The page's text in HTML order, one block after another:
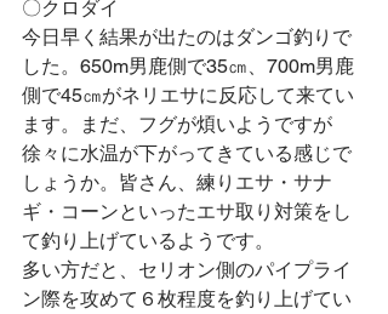
〇クロダイ
今日早く結果が出たのはダンゴ釣りで
した。650m男鹿側で35㎝、700m男鹿
側で45㎝がネリエサに反応して来てい
ます。まだ、フグが煩いようですが
徐々に水温が下がってきている感じで
しょうか。皆さん、練りエサ・サナ
ギ・コーンといったエサ取り対策をし
て釣り上げているようです。
多い方だと、セリオン側のパイプライ
ン際を攻めて６枚程度を釣り上げてい